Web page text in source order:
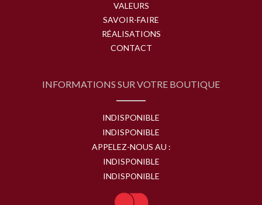
VALEURS
SAVOIR-FAIRE
RÉALISATIONS
CONTACT
INFORMATIONS SUR VOTRE BOUTIQUE
INDISPONIBLE
INDISPONIBLE
APPELEZ-NOUS AU :
INDISPONIBLE
INDISPONIBLE